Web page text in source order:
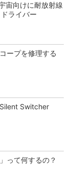
宙向けに耐放射線
ライバー
ープを修理する
Switcher
って何するの？